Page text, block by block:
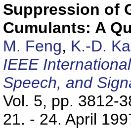
Suppression of
Cumulants: A
M. Feng, K.-D.
IEEE
Speech, and
Vol. 5, pp. 3812-
21. - 24. April